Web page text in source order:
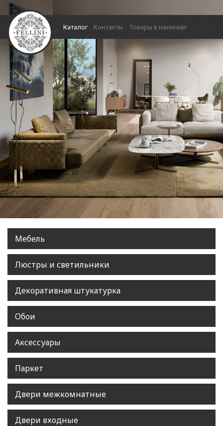
Каталог Контакты Товары в наличии
Мебель
Люстры и светильники
Декоративная штукатурка
Обои
Аксессуары
Паркет
Двери межкомнатные
Двери входные